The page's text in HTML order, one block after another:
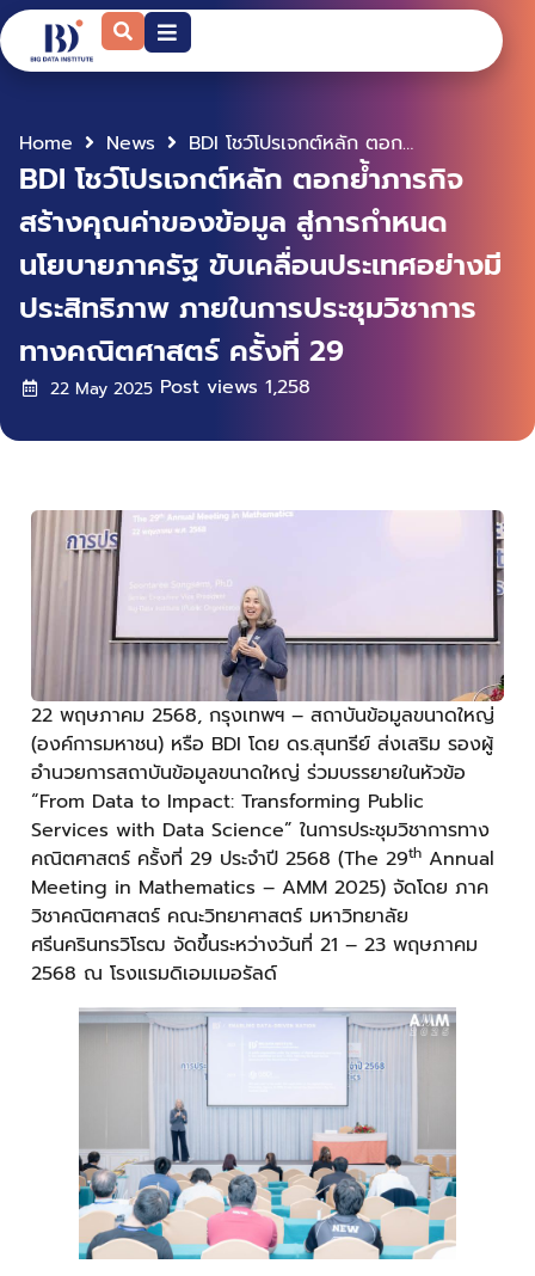
Home News BDI โชว์โปรเจกต์หลัก ตอกย้ำภารกิจสร้างคุณค่าของข้อมูล สู่การกำหนดนโยบายภาครัฐ ขับเคลื่อนประเทศอย่างมีประสิทธิภาพ ภายในการประชุมวิชาการทางคณิตศาสตร์ ครั้งที่ 29
BDI โชว์โปรเจกต์หลัก ตอกย้ำภารกิจ
สร้างคุณค่าของข้อมูล สู่การกำหนด
นโยบายภาครัฐ ขับเคลื่อนประเทศอย่างมี
ประสิทธิภาพ ภายในการประชุมวิชาการ
ทางคณิตศาสตร์ ครั้งที่ 29
22 May 2025 Post views 1,258
22 พฤษภาคม 2568, กรุงเทพฯ – สถาบันข้อมูลขนาดใหญ่
(องค์การมหาชน) หรือ BDI โดย ดร.สุนทรีย์ ส่งเสริม รองผู้
อำนวยการสถาบันข้อมูลขนาดใหญ่ ร่วมบรรยายในหัวข้อ
“From Data to Impact: Transforming Public
Services with Data Science” ในการประชุมวิชาการทาง
คณิตศาสตร์ ครั้งที่ 29 ประจำปี 2568 (The 29th Annual
Meeting in Mathematics – AMM 2025) จัดโดย ภาค
วิชาคณิตศาสตร์ คณะวิทยาศาสตร์ มหาวิทยาลัย
ศรีนครินทรวิโรฒ จัดขึ้นระหว่างวันที่ 21 – 23 พฤษภาคม
2568 ณ โรงแรมดิเอมเมอรัลด์